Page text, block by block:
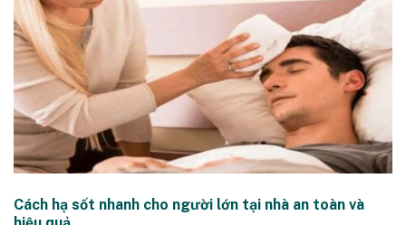
Cách hạ sốt nhanh cho người lớn tại nhà an toàn và